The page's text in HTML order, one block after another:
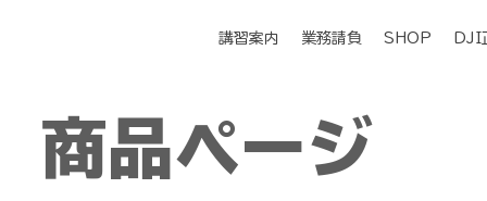
講習案内 業務請負 SHOP DJI
商品ページ